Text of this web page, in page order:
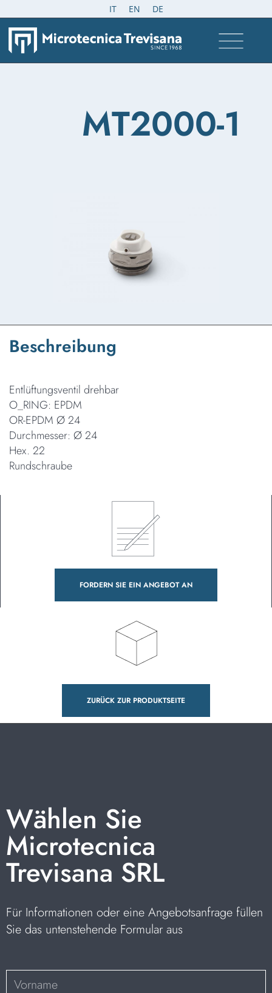
IT EN DE
MT2000-1
Beschreibung
Entlüftungsventil drehbar
O_RING: EPDM
OR-EPDM Ø 24
Durchmesser: Ø 24
Hex. 22
Rundschraube
FORDERN SIE EIN ANGEBOT AN
ZURÜCK ZUR PRODUKTSEITE
Wählen Sie
Microtecnica
Trevisana SRL
Für Informationen oder eine Angebotsanfrage füllen
Sie das untenstehende Formular aus